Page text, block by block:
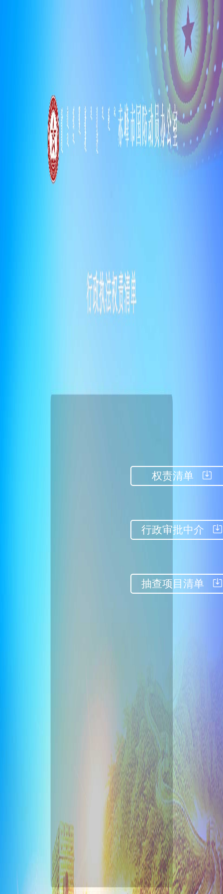
权责清单
行政审批中介
抽查项目清单